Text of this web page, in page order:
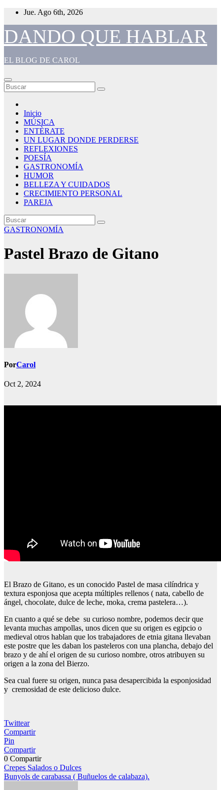
Saltar
contenido
Jue. Ago 6th, 2026
DANDO QUE HABLAR
EL BLOG DE CAROL
Inicio
MÚSICA
ENTÈRATE
UN LUGAR DONDE PERDERSE
REFLEXIONES
POESÍA
GASTRONOMÍA
HUMOR
BELLEZA Y CUIDADOS
CRECIMIENTO PERSONAL
PAREJA
GASTRONOMÍA
Pastel Brazo de Gitano
PorCarol
Oct 2, 2024
El Brazo de Gitano, es un conocido Pastel de masa cilíndrica y
textura esponjosa que acepta múltiples rellenos ( nata, cabello de
ángel, chocolate, dulce de leche, moka, crema pastelera…).
En cuanto a qué se debe su curioso nombre, podemos decir que
levanta muchas ampollas, unos dicen que su origen es egipcio o
medieval otros hablan que los trabajadores de etnia gitana llevaban
este postre que les daban los pasteleros con una plancha, debajo del
brazo y de ahí el origen de su curioso nombre, otros atribuyen su
origen a la zona del Bierzo.
Sea cual fuere su origen, nunca pasa desapercibida la esponjosidad
y cremosidad de este delicioso dulce.
Twittear
Compartir
Pin
Compartir
0 Compartir
Navegación
de
Crepes Salados o Dulces
Bunyols de carabassa ( Buñuelos de calabaza).